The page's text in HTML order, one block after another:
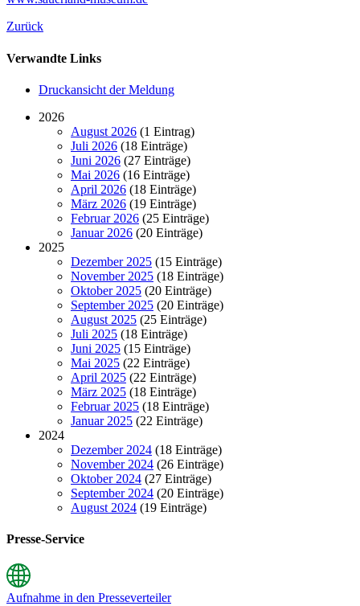
Zurück
Verwandte Links
Druckansicht der Meldung
2026
August 2026 (1 Eintrag)
Juli 2026 (18 Einträge)
Juni 2026 (27 Einträge)
Mai 2026 (16 Einträge)
April 2026 (18 Einträge)
März 2026 (19 Einträge)
Februar 2026 (25 Einträge)
Januar 2026 (20 Einträge)
2025
Dezember 2025 (15 Einträge)
November 2025 (18 Einträge)
Oktober 2025 (20 Einträge)
September 2025 (20 Einträge)
August 2025 (25 Einträge)
Juli 2025 (18 Einträge)
Juni 2025 (15 Einträge)
Mai 2025 (22 Einträge)
April 2025 (22 Einträge)
März 2025 (18 Einträge)
Februar 2025 (18 Einträge)
Januar 2025 (22 Einträge)
2024
Dezember 2024 (18 Einträge)
November 2024 (26 Einträge)
Oktober 2024 (27 Einträge)
September 2024 (20 Einträge)
August 2024 (19 Einträge)
Presse-Service
Aufnahme in den Presseverteiler